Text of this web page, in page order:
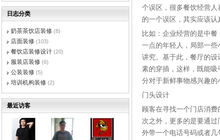
日志分类
奶茶茶饮店装修 (8)
店面装修 (103)
餐饮店装修设计 (20)
服装店装修 (6)
公装装修 (5)
培训机构装修 (2)
最近访客
个误区，很多餐饮经营人
的一个误区，其实应该
比如：企业经营的是中
一点的年轻人，局部一
讲究。基于此，餐厅的
素的穿插，这样，既能
分对于新鲜事物感兴趣的
门头设计
顾客在寻找一个门店消
次之外，更多的是要通
外带一个电话号码或者